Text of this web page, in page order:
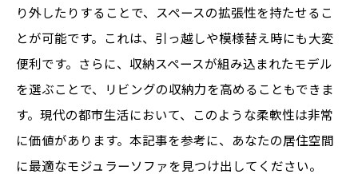
り外したりすることで、スペースの拡張性を持たせるこ
とが可能です。これは、引っ越しや模様替え時にも大変
便利です。さらに、収納スペースが組み込まれたモデル
を選ぶことで、リビングの収納力を高めることもできま
す。現代の都市生活において、このような柔軟性は非常
に価値があります。本記事を参考に、あなたの居住空間
に最適なモジュラーソファを見つけ出してください。